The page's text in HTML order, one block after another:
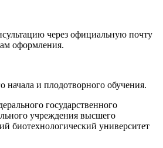
через официальную почту
оформления.
начала и плодотворного обучения.
государственного
учреждения высшего
биотехнологический университет